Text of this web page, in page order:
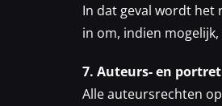
In dat geval wordt het
in om, indien
7. Auteurs- en
Alle auteursrechten